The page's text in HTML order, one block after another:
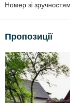
До ваших послуг
дрова до мангалу
прокат човнів
Номер зі
Пропозиції